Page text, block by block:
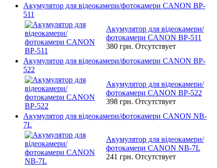
Акумулятор для відеокамери/фотокамери CANON BP-
511
Акумулятор для відеокамери/
фотокамери CANON BP-511
380 грн. Отсутствует
Акумулятор для відеокамери/фотокамери CANON BP-
522
Акумулятор для відеокамери/
фотокамери CANON BP-522
398 грн. Отсутствует
Акумулятор для відеокамери/фотокамери CANON NB-
7L
Акумулятор для відеокамери/
фотокамери CANON NB-7L
241 грн. Отсутствует